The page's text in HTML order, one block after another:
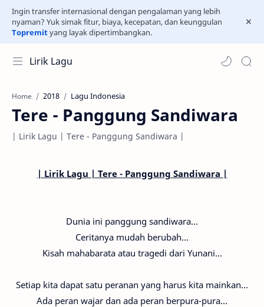
Ingin transfer internasional dengan pengalaman yang lebih
nyaman? Yuk simak fitur, biaya, kecepatan, dan keunggulan
Topremityang layak dipertimbangkan.
Lirik Lagu
Home 2018 Lagu Indonesia
Tere - Panggung Sandiwara
| Lirik Lagu | Tere - Panggung Sandiwara |
| Lirik Lagu | Tere - Panggung Sandiwara |
Dunia ini panggung sandiwara...
Ceritanya mudah berubah...
Kisah mahabarata atau tragedi dari Yunani...
Setiap kita dapat satu peranan yang harus kita mainkan...
Ada peran wajar dan ada peran berpura-pura...